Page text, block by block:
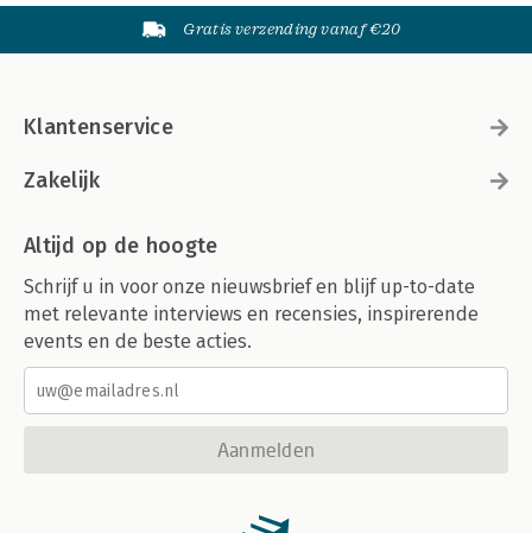
Gratis verzending vanaf €20
Klantenservice
Zakelijk
Altijd op de hoogte
Schrijf u in voor onze nieuwsbrief en blijf up-to-date
met relevante interviews en recensies, inspirerende
events en de beste acties.
Aanmelden